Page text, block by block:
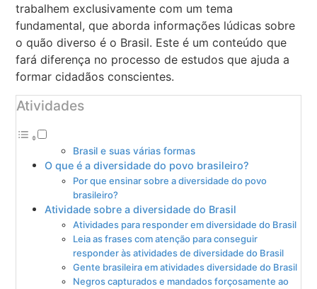
trabalhem exclusivamente com um tema
fundamental, que aborda informações lúdicas sobre
o quão diverso é o Brasil. Este é um conteúdo que
fará diferença no processo de estudos que ajuda a
formar cidadãos conscientes.
Atividades
Brasil e suas várias formas
O que é a diversidade do povo brasileiro?
Por que ensinar sobre a diversidade do povo
brasileiro?
Atividade sobre a diversidade do Brasil
Atividades para responder em diversidade do Brasil
Leia as frases com atenção para conseguir
responder às atividades de diversidade do Brasil
Gente brasileira em atividades diversidade do Brasil
Negros capturados e mandados forçosamente ao